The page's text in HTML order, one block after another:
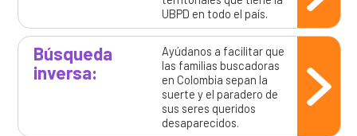
UBPD en todo el país.
Búsqueda
inversa:
Ayúdanos a facilitar que
las familias buscadoras
en Colombia sepan la
suerte y el paradero de
sus seres queridos
desaparecidos.